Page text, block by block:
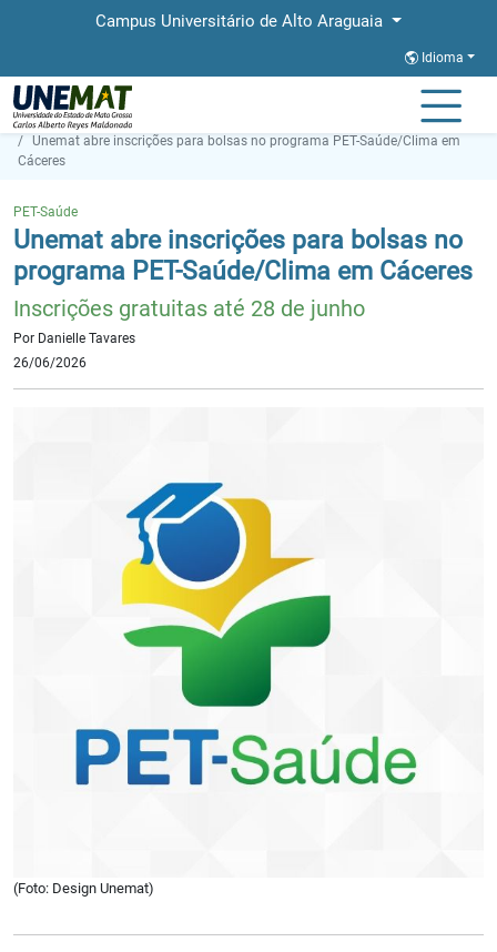
Campus Universitário de Alto Araguaia
Idioma
Página Inicial
Unemat abre inscrições para bolsas no programa PET-Saúde/Clima em
Cáceres
PET-Saúde
Unemat abre inscrições para bolsas no
programa PET-Saúde/Clima em Cáceres
Inscrições gratuitas até 28 de junho
Por Danielle Tavares
26/06/2026
(Foto: Design Unemat)